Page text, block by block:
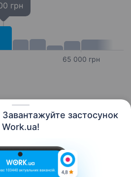
застосунок
Work.ua!
грн
65 000 грн